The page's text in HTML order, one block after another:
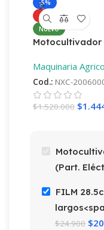
-5%
CALIENTE
NUEVO
Motocultivador
(Part. Eléctrica)
Maquinaria
Cod.: NXC-
$1.520.000 $
(Part.
FILM
$24.900 $